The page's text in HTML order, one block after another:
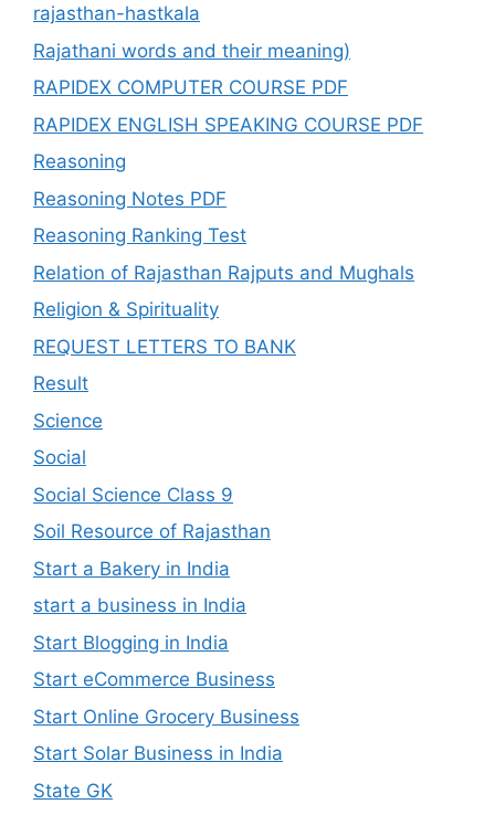
rajasthan-hastkala
Rajathani words and their meaning)
RAPIDEX COMPUTER COURSE PDF
RAPIDEX ENGLISH SPEAKING COURSE PDF
Reasoning
Reasoning Notes PDF
Reasoning Ranking Test
Relation of Rajasthan Rajputs and Mughals
Religion & Spirituality
REQUEST LETTERS TO BANK
Result
Science
Social
Social Science Class 9
Soil Resource of Rajasthan
Start a Bakery in India
start a business in India
Start Blogging in India
Start eCommerce Business
Start Online Grocery Business
Start Solar Business in India
State GK